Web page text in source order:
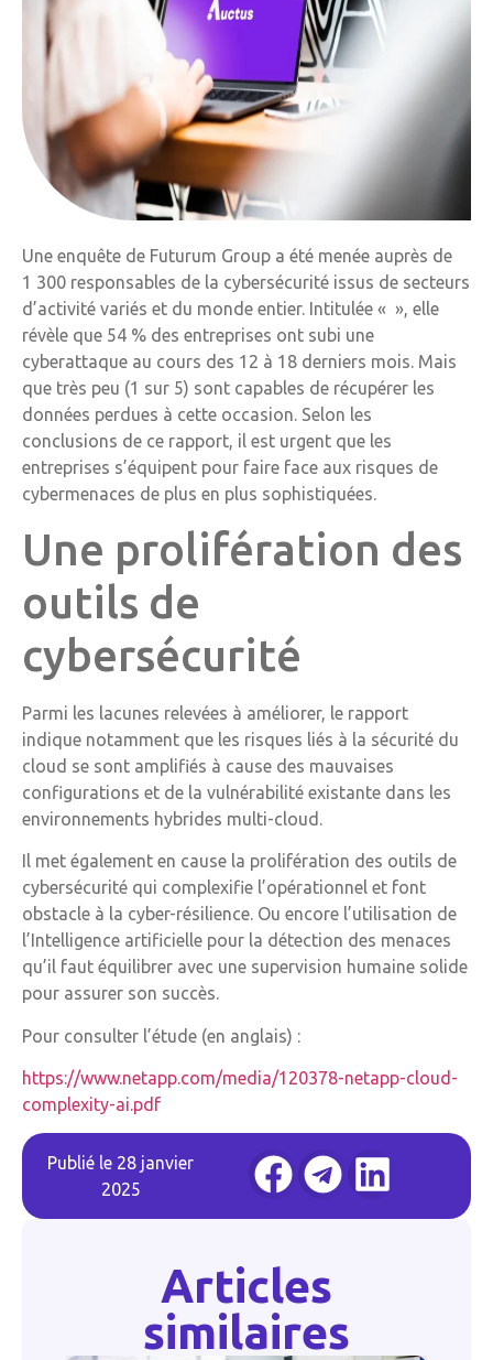
Une enquête de Futurum Group a été menée auprès de
1 300 responsables de la cybersécurité issus de secteurs
d’activité variés et du monde entier. Intitulée « », elle
révèle que 54 % des entreprises ont subi une
cyberattaque au cours des 12 à 18 derniers mois. Mais
que très peu (1 sur 5) sont capables de récupérer les
données perdues à cette occasion. Selon les
conclusions de ce rapport, il est urgent que les
entreprises s’équipent pour faire face aux risques de
cybermenaces de plus en plus sophistiquées.
Une prolifération des
outils de
cybersécurité
Parmi les lacunes relevées à améliorer, le rapport
indique notamment que les risques liés à la sécurité du
cloud se sont amplifiés à cause des mauvaises
configurations et de la vulnérabilité existante dans les
environnements hybrides multi-cloud.
Il met également en cause la prolifération des outils de
cybersécurité qui complexifie l’opérationnel et font
obstacle à la cyber-résilience. Ou encore l’utilisation de
l’Intelligence artificielle pour la détection des menaces
qu’il faut équilibrer avec une supervision humaine solide
pour assurer son succès.
Pour consulter l’étude (en anglais) :
https://www.netapp.com/media/120378-netapp-cloud-
complexity-ai.pdf
Publié le 28 janvier
2025
Articles
similaires